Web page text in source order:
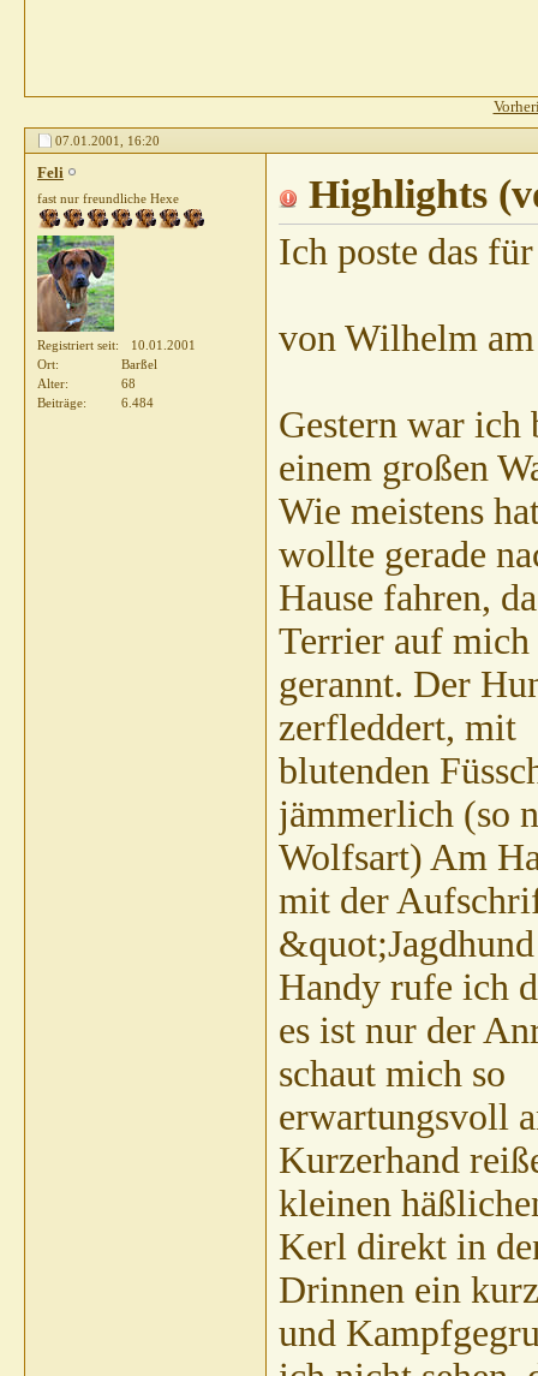
07.01.2001, 16:20
Feli
fast nur freundliche Hexe
Registriert seit
10.01.2001
Ort
Barßel
Alter
68
Beiträge
6.484
Highlights
Ich poste das
von Wilhelm
Gestern war
einem großen
Wie meistens
wollte gerade
Hause fahren,
Terrier auf mich
gerannt. Der
zerfleddert, mit
blutenden
jämmerlich (so
Wolfsart) Am
mit der
Handy rufe ich
es ist nur der
schaut mich so
erwartungsvoll
Kurzerhand
kleinen
Kerl direkt in
Drinnen ein
und